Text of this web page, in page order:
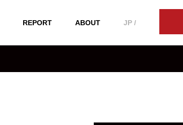
REPORT ABOUT JP /